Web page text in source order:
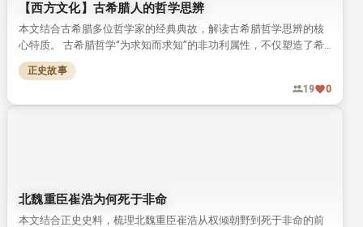
【西方文化】古希腊人的哲学思辨
本文结合古希腊多位哲学家的经典典故，解读古希腊哲学思辨的核
心特质。 古希腊哲学“为求知而求知”的非功利属性，不仅塑造了希
腊民族性格，还推动了早期科学理论体系的发展。
正史故事
19
0
北魏重臣崔浩为何死于非命
本文结合正史史料，梳理北魏重臣崔浩从权倾朝野到死于非命的前